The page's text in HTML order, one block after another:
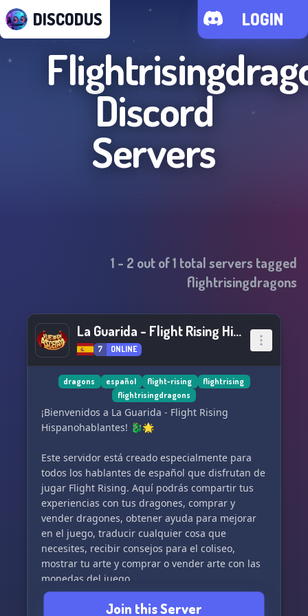
DISCODUS LOGIN
Discord
Servers
1 - 2 out of1 total servers tagged
flightrisingdragons
La Guarida - Flight Rising Hispanohablantes
7 ONLINE
dragons español flight-rising
flightrising
flightrisingdragons
¡Bienvenidos a La Guarida - Flight Rising
Hispanohablantes! 🐉🌟
Este servidor está creado especialmente para
todos los hablantes de español que disfrutan de
jugar Flight Rising. Aquí podrás compartir tus
experiencias con tus dragones, comprar y
vender dragones, obtener ayuda para mejorar
en el juego, traducir cualquier cosa que
necesites, recibir consejos para el coliseo,
mostrar tu arte y comprar o vender arte con las
monedas del juego.
Recuerda que somos un servidor sfw, así que
Join this Server